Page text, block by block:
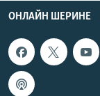
ОНЛАЙН ШЕРИНЕ